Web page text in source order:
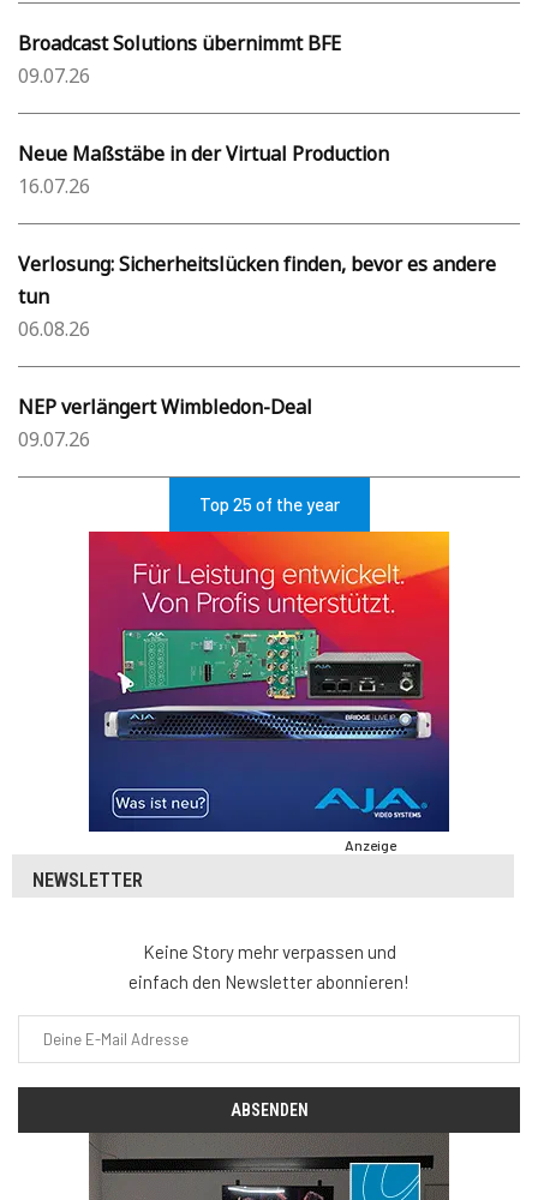
Broadcast Solutions übernimmt BFE
09.07.26
Neue Maßstäbe in der Virtual Production
16.07.26
Verlosung: Sicherheitslücken finden, bevor es andere
tun
06.08.26
NEP verlängert Wimbledon-Deal
09.07.26
Top 25 of the year
Anzeige
NEWSLETTER
Keine Story mehr verpassen und
einfach den Newsletter abonnieren!